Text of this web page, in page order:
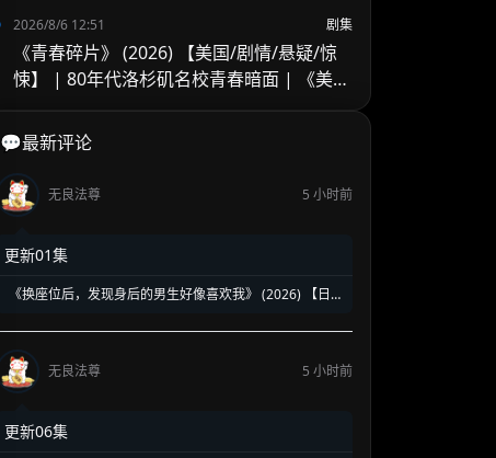
2026/8/6 12:51 剧集
《青春碎片》 (2026) 【美国/剧情/悬疑/惊
悚】 | 80年代洛杉矶名校青春暗面 | 《美国
💬最新评论
无良法尊 5 小时前
更新01集
《换座位后，发现身后的男生好像喜欢我》 (2026) 【日
座位引发的直球高甜校园BL
无良法尊
5 小时前
更新06集